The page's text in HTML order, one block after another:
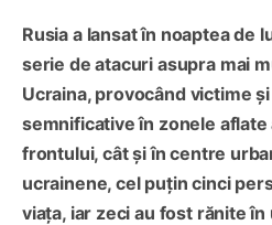
Rusia a lansat în noaptea de
serie de atacuri asupra mai
Ucraina, provocând victime
semnificative în zonele
frontului, cât și în centre
ucrainene, cel puțin cinci
viața, iar zeci au fost rănite în